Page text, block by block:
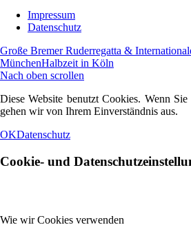
Impressum
Datenschutz
Große Bremer Ruderregatta &
MünchenHalbzeit in Köln
Nach oben scrollen
Diese Website benutzt Cookies. Wenn
gehen wir von Ihrem Einverständnis aus.
OKDatenschutz
Cookie- und
Wie wir Cookies verwenden